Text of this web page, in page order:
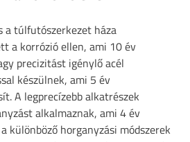
a túlfutószerkezet háza
a korrózió ellen, ami 10 év
precizitást igénylő acél
készülnek, ami 5 év
A legprecízebb alkatrészek
alkalmaznak, ami 4 év
különböző horganyzási módszerek